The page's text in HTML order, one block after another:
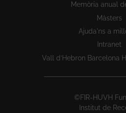
Memòria anual
Màsters
Ajuda'ns a
Intranet
Vall d’Hebron Barcelona
©FIR-HUVH
Institut de